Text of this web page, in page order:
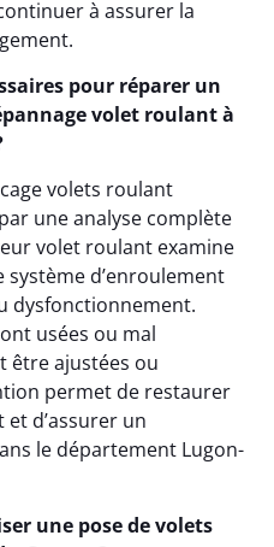
à assurer la
pour réparer un
volet roulant à
volets roulant
une analyse complète
volet roulant examine
système d’enroulement
dysfonctionnement.
usées ou mal
être ajustées ou
permet de restaurer
d’assurer un
le département Lugon-
une pose de volets